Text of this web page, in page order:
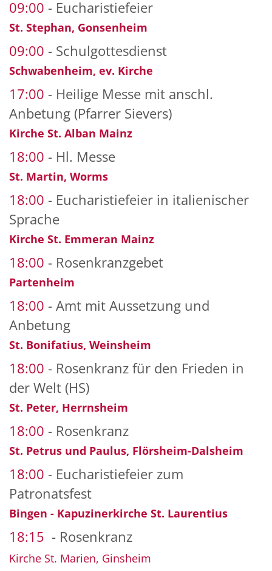
09:00 Eucharistiefeier
St. Stephan, Gonsenheim
09:00 Schulgottesdienst
Schwabenheim, ev. Kirche
17:00
Heilige Messe mit anschl.
Anbetung (Pfarrer Sievers)
Kirche St. Alban Mainz
18:00 Hl. Messe
St. Martin, Worms
18:00
Eucharistiefeier in italienischer
Sprache
Kirche St. Emmeran Mainz
18:00 Rosenkranzgebet
Partenheim
18:00
Amt mit Aussetzung und
Anbetung
St. Bonifatius, Weinsheim
18:00
Rosenkranz für den Frieden in
der Welt (HS)
St. Peter, Herrnsheim
18:00 Rosenkranz
St. Petrus und Paulus, Flörsheim-Dalsheim
18:00
Eucharistiefeier zum
Patronatsfest
Bingen - Kapuzinerkirche St. Laurentius
18:15 Rosenkranz
Kirche St. Marien, Ginsheim